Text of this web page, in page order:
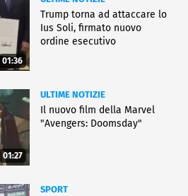
01:36
Trump torna ad attaccare lo
Ius Soli, firmato nuovo
ordine esecutivo
01:27
ULTIME NOTIZIE
Il nuovo film della Marvel
"Avengers: Doomsday"
SPORT